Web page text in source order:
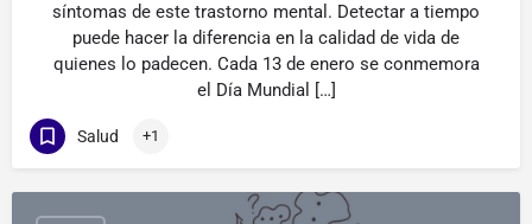
síntomas de este trastorno mental. Detectar a tiempo
puede hacer la diferencia en la calidad de vida de
quienes lo padecen. Cada 13 de enero se conmemora
el Día Mundial […]
Salud +1